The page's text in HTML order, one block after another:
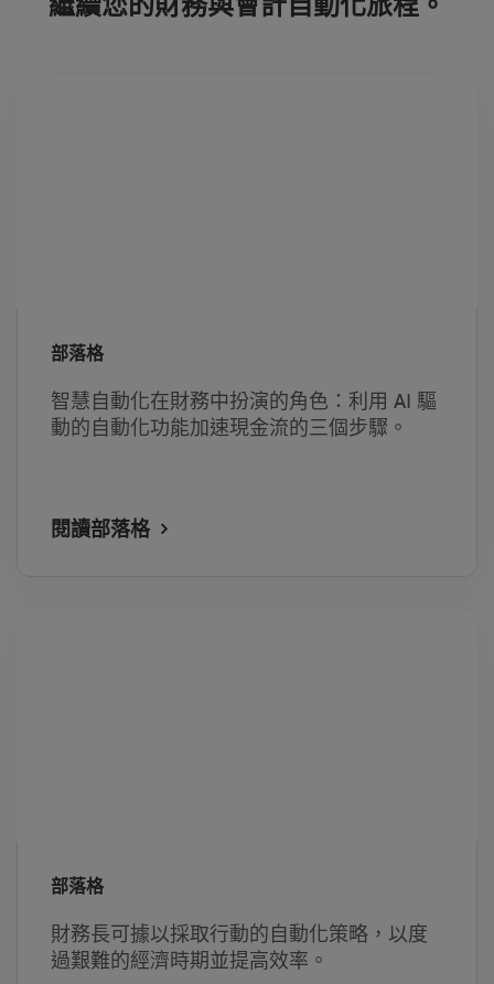
部落格
智慧自動化在財務中扮演的角色：利用 AI 驅
動的自動化功能加速現金流的三個步驟。
閱讀部落格
部落格
財務長可據以採取行動的自動化策略，以度
過艱難的經濟時期並提高效率。